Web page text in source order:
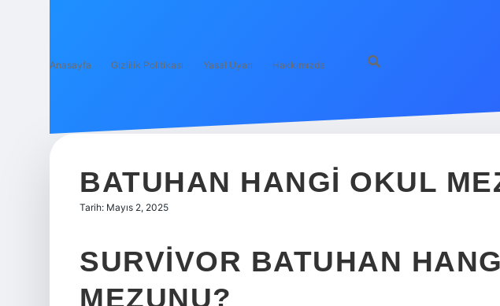
Anasayfa Gizlilik Politikası Yasal Uyarı Hakkımızda
BATUHAN HANGI OKUL
Tarih: Mayıs 2, 2025
SURVIVOR BATUHAN
MEZUNU?